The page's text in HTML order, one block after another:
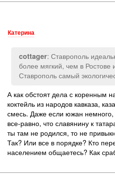
Катерина
cottager: Ставрополь
более мягкий, чем в
Ставрополь самый
А как обстоят дела с коренным
коктейль из народов кавказа,
смесь. Даже если южан
все-равно, что славянину к
ты там не родился, то не
Так? Или все в порядке? Кто
населением общаетесь? Как